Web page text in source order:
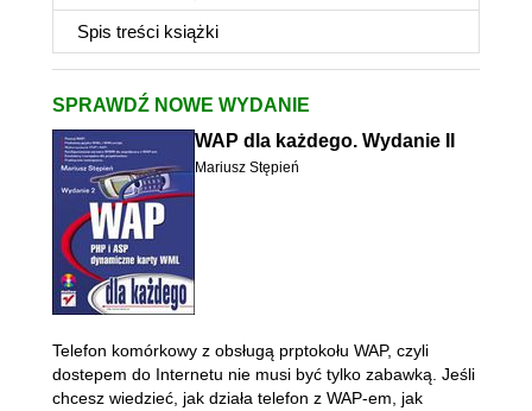
Spis treści książki
SPRAWDŹ NOWE WYDANIE
WAP dla każdego. Wydanie II
Mariusz Stępień
Telefon komórkowy z obsługą prptokołu WAP, czyli
dostepem do Internetu nie musi być tylko zabawką. Jeśli
chcesz wiedzieć, jak działa telefon z WAP-em, jak